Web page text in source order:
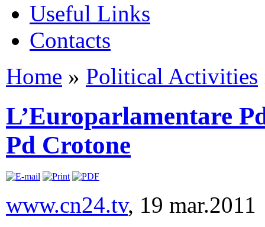
Useful Links
Contacts
Home » Political Activities
L’Europarlamentare
Pd Crotone
www.cn24.tv, 19 mar.2011